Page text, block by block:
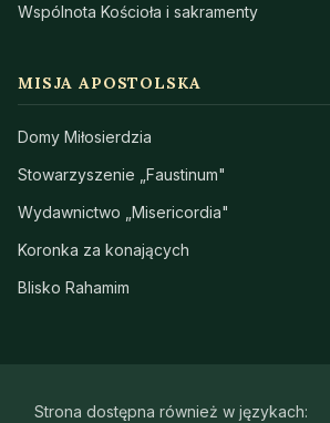
Wspólnota Kościoła i sakramenty
MISJA APOSTOLSKA
Domy Miłosierdzia
Stowarzyszenie „Faustinum"
Wydawnictwo „Misericordia"
Koronka za konających
Blisko Rahamim
Strona dostępna również w językach: